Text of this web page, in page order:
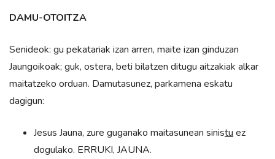
DAMU-OTOITZA
Senideok: gu pekatariak izan arren, maite izan ginduzan
Jaungoikoak; guk, ostera, beti bilatzen ditugu aitzakiak alkar
maitatzeko orduan. Damutasunez, parkamena eskatu
dagigun:
Jesus Jauna, zure guganako maitasunean sinistu ez
dogulako. ERRUKI, JAUNA.